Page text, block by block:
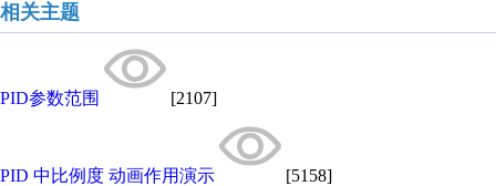
相关主题
PID参数范围 [2107]
PID 中比例度 动画作用演示 [5158]